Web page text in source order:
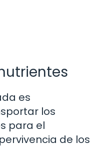
es
los
para el
de los